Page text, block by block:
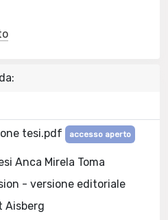
tesi.pdf accesso aperto
Anca Mirela Toma
- versione editoriale
Aisberg